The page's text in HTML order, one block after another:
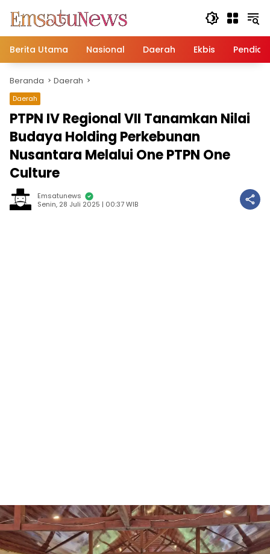
konten
Berita Utama
Nasional Daerah Ekbis
Beranda Daerah
Daerah
PTPN IV Regional VII Tanamkan Nilai
Budaya Holding Perkebunan
Nusantara Melalui One PTPN One
Culture
Emsatunews
Senin, 28 Juli 2025 | 00:37 WIB